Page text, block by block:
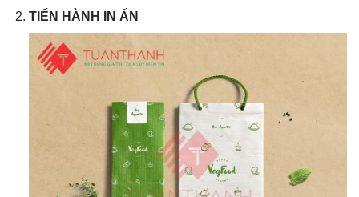
TIẾN HÀNH IN ẤN